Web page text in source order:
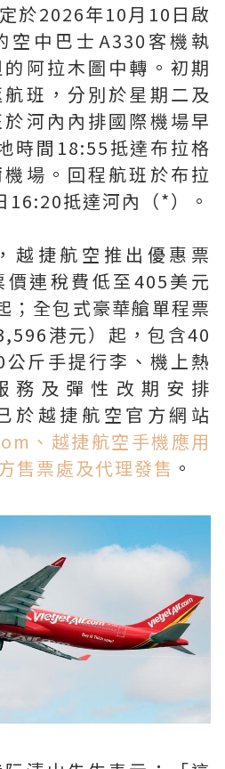
於2026年10月10日啟
空中巴士A330客機執
阿拉木圖中轉。初期
班，分別於星期二及
河內內排國際機場早
時間18:55抵達布拉格
場。回程航班於布拉
抵達河內（*）。
越捷航空推出優惠票
連稅費低至405美元
；全包式豪華艙單程票
港元）起，包含40
斤手提行李、機上熱
務及彈性改期安排
於越捷航空官方網站
、越捷航空手機應用
售票處及代理發售 。